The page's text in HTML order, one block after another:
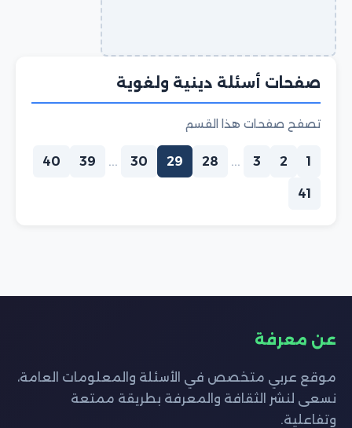
صفحات أسئلة دينية ولغوية
تصفح صفحات هذا القسم
1
2
3
...
28
29
30
...
39
40
41
عن معرفة
موقع عربي متخصص في الأسئلة والمعلومات العامة،
نسعى لنشر الثقافة والمعرفة بطريقة ممتعة
وتفاعلية.